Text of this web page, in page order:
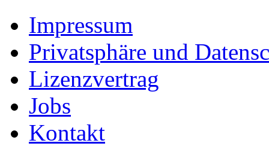
Impressum
Privatsphäre und
Lizenzvertrag
Jobs
Kontakt